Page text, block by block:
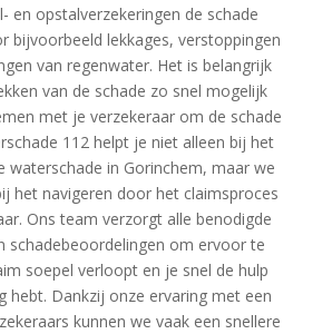
en opstalverzekeringen de schade
bijvoorbeeld lekkages, verstoppingen
van regenwater.​ Het is belangrijk
van de schade zo snel mogelijk
met je verzekeraar om de schade
112 helpt je niet alleen bij het
waterschade in Gorinchem, maar we
het navigeren door het claimsproces
Ons team verzorgt alle benodigde
schadebeoordelingen om ervoor te
soepel verloopt en je snel de hulp
hebt.​ Dankzij onze ervaring met een
kunnen we vaak een snellere